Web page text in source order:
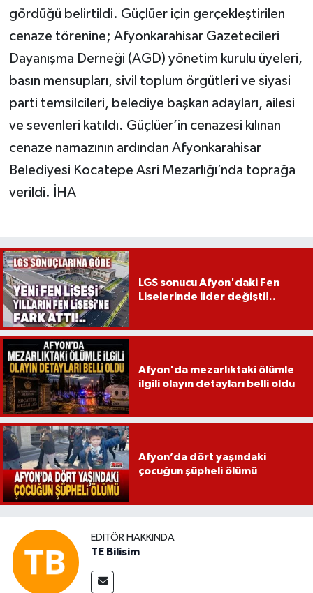
gördüğü belirtildi. Güçlüer için gerçekleştirilen
cenaze törenine; Afyonkarahisar Gazetecileri
Dayanışma Derneği (AGD) yönetim kurulu üyeleri,
basın mensupları, sivil toplum örgütleri ve siyasi
parti temsilcileri, belediye başkan adayları, ailesi
ve sevenleri katıldı. Güçlüer’in cenazesi kılınan
cenaze namazının ardından Afyonkarahisar
Belediyesi Kocatepe Asri Mezarlığı’nda toprağa
verildi. İHA
LGS sonucu Afyon'daki Fen
Liselerinde lider değişti!..
Afyon'da mezarlıktaki ölümle
ilgili olayın detayları belli oldu
Afyon’da dört yaşındaki
çocuğun şüpheli ölümü
EDITÖR HAKKINDA
TE Bilisim